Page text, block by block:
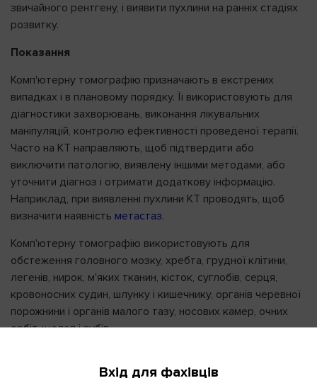
звичайного рентгену, і виявити пухлини на ранніх стадіях
розвитку.
Показання
Комп'ютерну томографію призначають в екстрених
випадках і в плановому порядку. Її використовують для
діагностики захворювань, виконання лікувальних
маніпуляцій, контролю ефективності проведеної терапії.
Часто на КТ направляють, щоб підтвердити або
виключити патологію, виявлену іншими методами, або
уточнити діагноз і отримати додаткову інформацію.
Наприклад, при виявленні пухлини КТ проводять, щоб
визначити наявність метастаз.
Комп'ютерну томографію використовують для
обстеження головного мозку, хребта, грудної клітини,
легенів, нирок, м'яких тканин, кісток, суглобів, серця,
кровоносних судин, шлунку і кишечнику, органів черевної
порожнини і органів малого тазу, носових камер, очних
орбіт, щелеп і зубів.
Вхід для фахівців